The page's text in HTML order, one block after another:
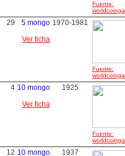
Fuente:
29
5 mongo
Ver ficha
1970-1981
Fuente:
4 10 mongo
Ver ficha
1925
Fuente:
12 10 mongo
1937